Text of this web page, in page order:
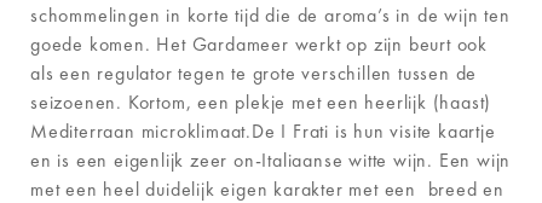
schommelingen in korte tijd die de aroma’s in de wijn ten
goede komen. Het Gardameer werkt op zijn beurt ook
als een regulator tegen te grote verschillen tussen de
seizoenen. Kortom, een plekje met een heerlijk (haast)
Mediterraan microklimaat.De I Frati is hun visite kaartje
en is een eigenlijk zeer on-Italiaanse witte wijn. Een wijn
met een heel duidelijk eigen karakter met een breed en